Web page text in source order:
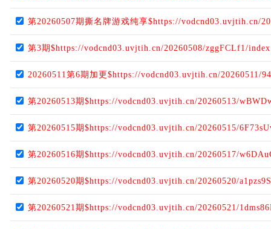
第20260507期撕名牌游戏纯享$https://vodcnd03.uvjtih.cn/
第3期$https://vodcnd03.uvjtih.cn/20260508/zggFCLf1/
20260511第6期加更$https://vodcnd03.uvjtih.cn/20260511/
第20260513期$https://vodcnd03.uvjtih.cn/20260513/
第20260515期$https://vodcnd03.uvjtih.cn/20260515/
第20260516期$https://vodcnd03.uvjtih.cn/20260517/
第20260520期$https://vodcnd03.uvjtih.cn/20260520/
第20260521期$https://vodcnd03.uvjtih.cn/20260521/